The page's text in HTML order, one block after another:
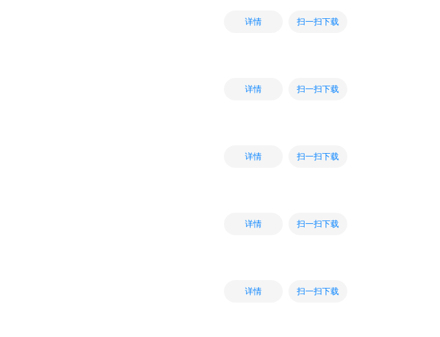
详情 扫一扫下载
详情 扫一扫下载
详情 扫一扫下载
详情 扫一扫下载
详情 扫一扫下载